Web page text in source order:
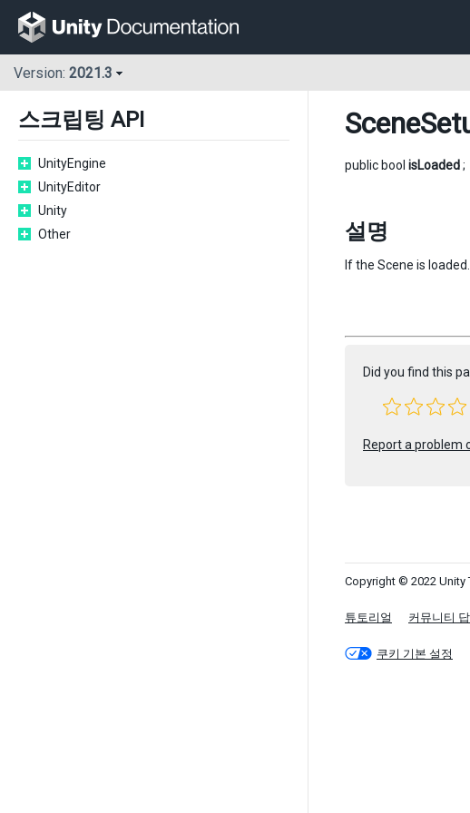
Version: 2021.3
스크립팅 API
UnityEngine
UnityEditor
Unity
Other
public bool isLoaded;
설명
If the Scene is loaded.
Did you find this
Report a problem
Copyright © 2022 Unity
튜토리얼 커뮤니티
쿠키 기본 설정